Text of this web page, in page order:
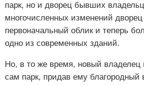
парк, но и дворец бывших
многочисленных изменений дворец
первоначальный облик и теперь
одно из современных зданий.
Но, в то же время, новый владелец
сам парк, придав ему благородный